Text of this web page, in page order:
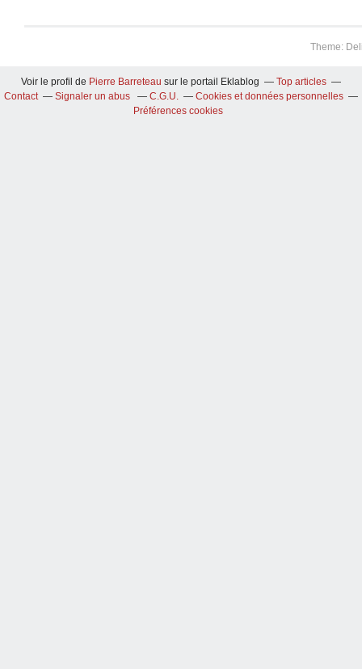
Theme:
Voir le profil de Pierre Barreteau sur le portail Eklablog
Top articles
Contact
Signaler un abus C.G.U.
Cookies et données personnelles
Préférences cookies